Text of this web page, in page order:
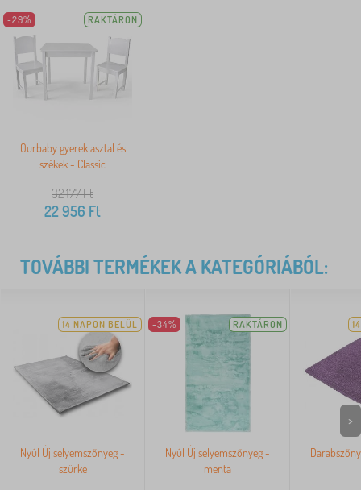
-29% RAKTÁRON
Ourbaby gyerek asztal és
székek - Classic
32 177Ft
22 956 Ft
TOVÁBBI TERMÉKEK A KATEGÓRIÁBÓL:
14 NAPON BELÜL
Nyúl Új selyemszőnyeg -
szürke
-34% RAKTÁRON
Nyúl Új selyemszőnyeg -
menta
>